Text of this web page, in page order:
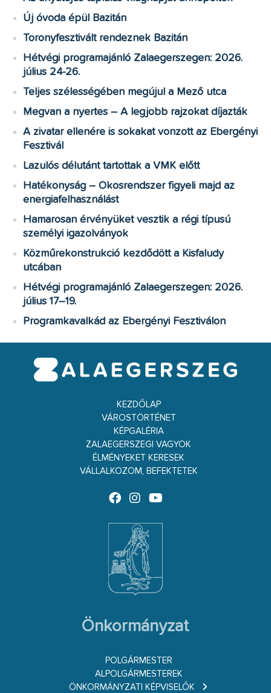
Új óvoda épül Bazitán
Toronyfesztivált rendeznek Bazitán
Hétvégi programajánló Zalaegerszegen: 2026.
július 24-26.
Teljes szélességében megújul a Mező utca
Megvan a nyertes – A legjobb rajzokat díjazták
A zivatar ellenére is sokakat vonzott az Ebergényi
Fesztivál
Lazulós délutánt tartottak a VMK előtt
Hatékonyság – Okosrendszer figyeli majd az
energiafelhasználást
Hamarosan érvényüket vesztik a régi típusú
személyi igazolványok
Közműrekonstrukció kezdődött a Kisfaludy
utcában
Hétvégi programajánló Zalaegerszegen: 2026.
július 17–19.
Programkavalkád az Ebergényi Fesztiválon
KEZDŐLAP
VÁROSTÖRTÉNET
KÉPGALÉRIA
ZALAEGERSZEGI VAGYOK
ÉLMÉNYEKET KERESEK
VÁLLALKOZOM, BEFEKTETEK
Önkormányzat
POLGÁRMESTER
ALPOLGÁRMESTEREK
ÖNKORMÁNYZATI KÉPVISELŐK